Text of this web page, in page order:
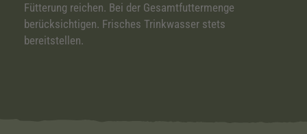
Fütterung reichen. Bei der Gesamtfuttermenge
berücksichtigen. Frisches Trinkwasser stets
bereitstellen.